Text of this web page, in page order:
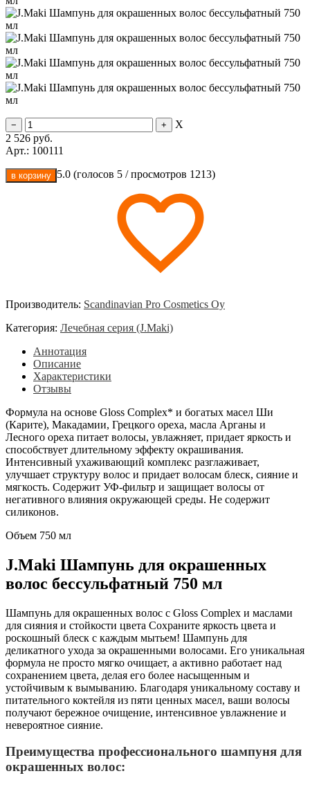
X
2 526 руб.
Арт.: 100111
5.0 (голосов 5 / просмотров 1213)
Производитель: Scandinavian Pro Cosmetics Oy
Категория: Лечебная серия (J.Maki)
Аннотация
Описание
Характеристики
Отзывы
Формула на основе Gloss Complex* и богатых масел Ши
(Карите), Макадамии, Грецкого ореха, масла Арганы и
Лесного ореха питает волосы, увлажняет, придает яркость и
способствует длительному эффекту окрашивания.
Интенсивный ухаживающий комплекс разглаживает,
улучшает структуру волос и придает волосам блеск, сияние и
мягкость. Содержит УФ-фильтр и защищает волосы от
негативного влияния окружающей среды. Не содержит
силиконов.
Объем 750 мл
J.Maki Шампунь для окрашенных
волос бессульфатный 750 мл
Шампунь для окрашенных волос с Gloss Complex и маслами
для сияния и стойкости цвета Сохраните яркость цвета и
роскошный блеск с каждым мытьем! Шампунь для
деликатного ухода за окрашенными волосами. Его уникальная
формула не просто мягко очищает, а активно работает над
сохранением цвета, делая его более насыщенным и
устойчивым к вымыванию. Благодаря уникальному составу и
питательного коктейля из пяти ценных масел, ваши волосы
получают бережное очищение, интенсивное увлажнение и
невероятное сияние.
Преимущества профессионального шампуня для
окрашенных волос: